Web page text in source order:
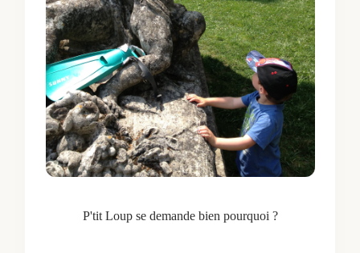
P'tit Loup se demande bien pourquoi ?